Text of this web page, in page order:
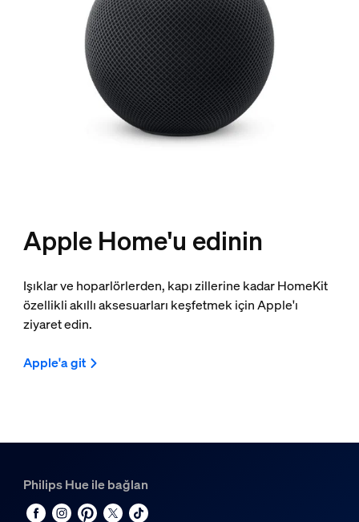
Apple Home'u edinin
Işıklar ve hoparlörlerden, kapı zillerine kadar HomeKit
özellikli akıllı aksesuarları keşfetmek için Apple'ı
ziyaret edin.
Apple'a git
Philips Hue ile bağlan